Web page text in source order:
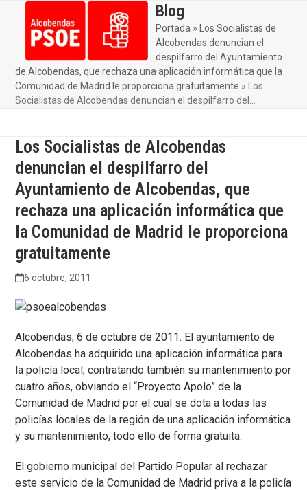
contentmobile
menu
mobile
menu
Blog
Portada »
Los Socialistas de
Alcobendas denuncian el
despilfarro del Ayuntamiento
de Alcobendas, que rechaza una aplicación informática que la
Comunidad de Madrid le proporciona gratuitamente »
Los
Socialistas de Alcobendas denuncian el despilfarro del…
Los Socialistas de Alcobendas
denuncian el despilfarro del
Ayuntamiento de Alcobendas, que
rechaza una aplicación informática que
la Comunidad de Madrid le proporciona
gratuitamente
6 octubre, 2011
Alcobendas, 6 de octubre de 2011. El ayuntamiento de
Alcobendas ha adquirido una aplicación informática para
la policía local, contratando también su mantenimiento por
cuatro años, obviando el “Proyecto Apolo” de la
Comunidad de Madrid por el cual se dota a todas las
policías locales de la región de una aplicación informática
y su mantenimiento, todo ello de forma gratuita.
El gobierno municipal del Partido Popular al rechazar
este servicio de la Comunidad de Madrid priva a la policía